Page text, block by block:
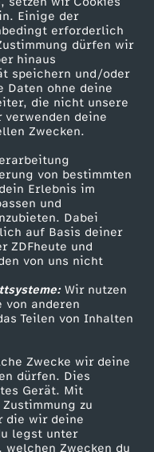
Einige der
erforderlich
dürfen wir
hinaus
speichern und/oder
Daten ohne deine
die nicht unsere
deine
Zwecken.
von bestimmten
Erlebnis im
und
Dabei
auf Basis deiner
ZDFheute und
von uns nicht
Wir nutzen
von anderen
Teilen von Inhalten
Zwecke wir deine
dürfen. Dies
Gerät. Mit
zu
die wir deine
legst unter
Zwecken du
zum ZDF